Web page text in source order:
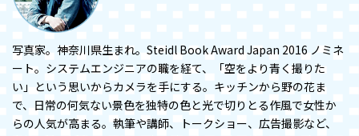
写真家。神奈川県生まれ。Steidl Book Award Japan 2016 ノミネ
ート。システムエンジニアの職を経て、「空をより青く撮りた
い」という思いからカメラを手にする。キッチンから野の花ま
で、日常の何気ない景色を独特の色と光で切りとる作風で女性か
らの人気が高まる。執筆や講師、トークショー、広告撮影など、